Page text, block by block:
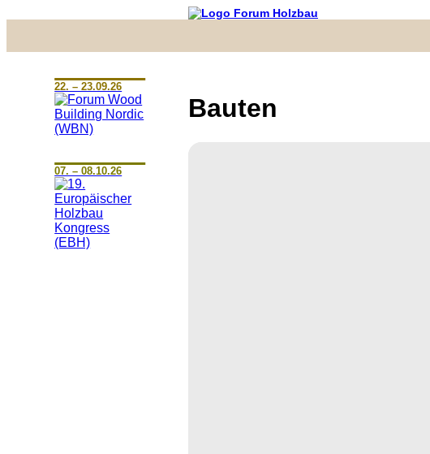
22. – 23.09.26
07. – 08.10.26
Bauten